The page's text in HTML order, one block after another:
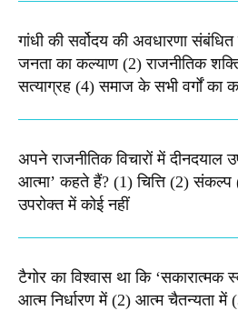
गांधी की सर्वोदय की अवधारणा
जनता का कल्याण (2) राजनीतिक
सत्याग्रह (4) समाज के सभी वर्गों का
अपने राजनीतिक विचारों में दीनदयाल
आत्मा’ कहते हैं? (1) चित्ति (2) संकल्प
उपरोक्त में कोई नहीं
टैगोर का विश्वास था कि ‘सकारात्मक
आत्म निर्धारण में (2) आत्म चैतन्यता